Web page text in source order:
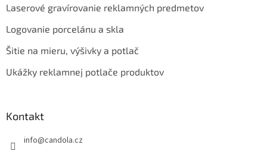
Laserové gravírovanie reklamných predmetov
Logovanie porcelánu a skla
Šitie na mieru, výšivky a potlač
Ukážky reklamnej potlače produktov
Kontakt
info@candola.cz